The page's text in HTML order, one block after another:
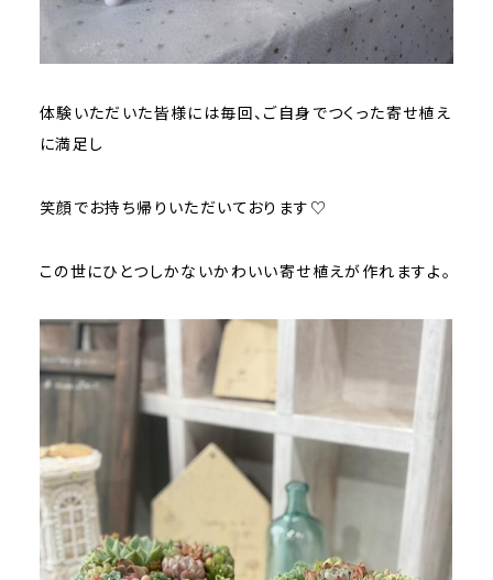
体験いただいた皆様には毎回、ご自身でつくった寄せ植え
に満足し
笑顔でお持ち帰りいただいております♡
この世にひとつしかないかわいい寄せ植えが作れますよ。